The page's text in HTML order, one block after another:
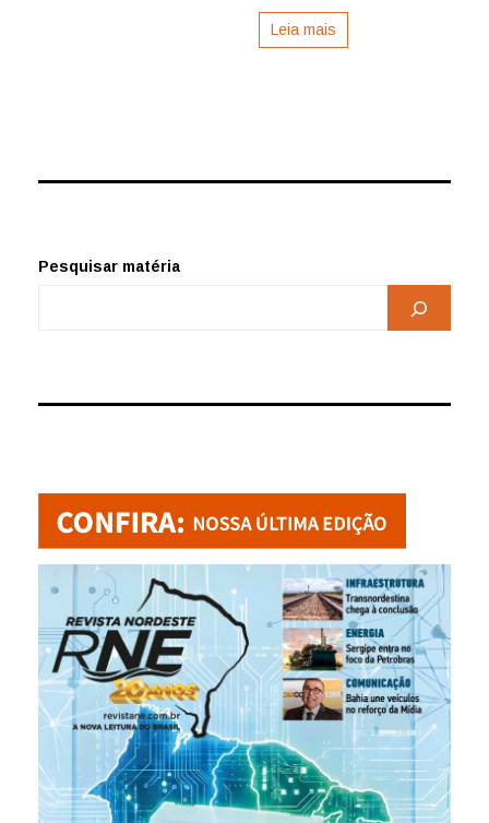
Leia mais
Pesquisar matéria